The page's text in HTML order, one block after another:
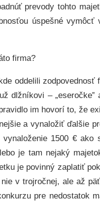
prevody tohto
úspešné
firma?
oddelili
dlžníkovi –
im hovorí to, že
a vynaložiť ďalšie
1500 €
je tam nejaký
je povinný zaplatiť
v trojročnej, ale až
pre nedostatok